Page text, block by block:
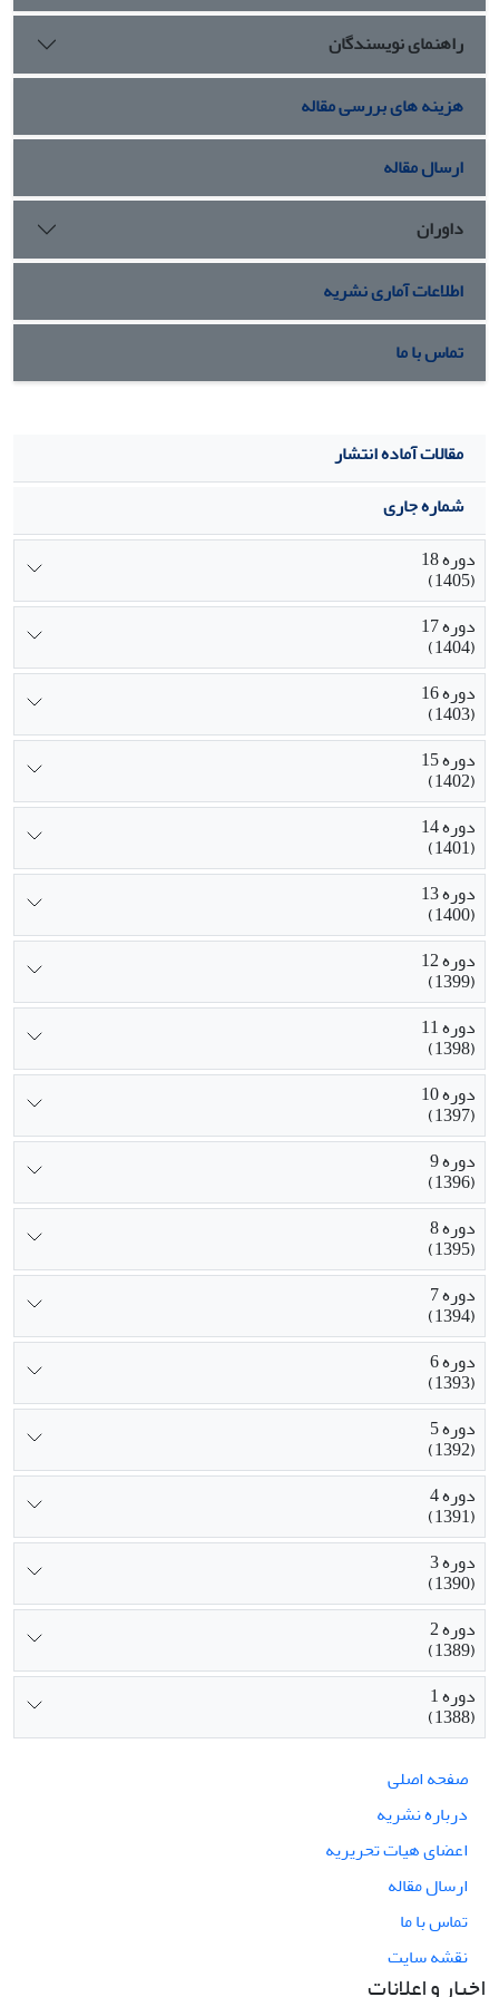
زنانۀ روان، رابطه‌ای مستقیم دارد، امّا به‌نظر می‌رسد شاعر در
ارتباط پایدار با عنصر زنانه کامیاب نبوده و در بخش قابل توجهی از
غزل‌های او غلبه با آنیمای منفی باشد، ولی در برخی از غزل‌هایش
ناهمواری‌های تفرّد را کم‌وبیش پیموده است.
راهنمای نویسندگان
هزینه های بررسی مقاله
ارسال مقاله
داوران
اطلاعات آماری نشریه
تماس با ما
مقالات آماده انتشار
شماره جاری
دوره 18
(1405)
دوره 17
(1404)
دوره 16
(1403)
دوره 15
(1402)
دوره 14
(1401)
دوره 13
(1400)
دوره 12
(1399)
دوره 11
(1398)
دوره 10
(1397)
دوره 9
(1396)
دوره 8
(1395)
دوره 7
(1394)
دوره 6
(1393)
دوره 5
(1392)
دوره 4
(1391)
دوره 3
(1390)
دوره 2
(1389)
دوره 1
(1388)
صفحه اصلی
درباره نشریه
اعضای هیات تحریریه
ارسال مقاله
تماس با ما
نقشه سایت
اخبار و اعلانات